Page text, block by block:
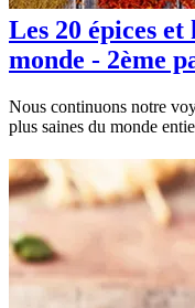
Les 20 épices et
monde - 2ème
Nous continuons notre
plus saines du monde